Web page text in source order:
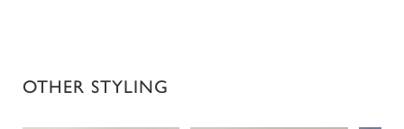
OTHER STYLING